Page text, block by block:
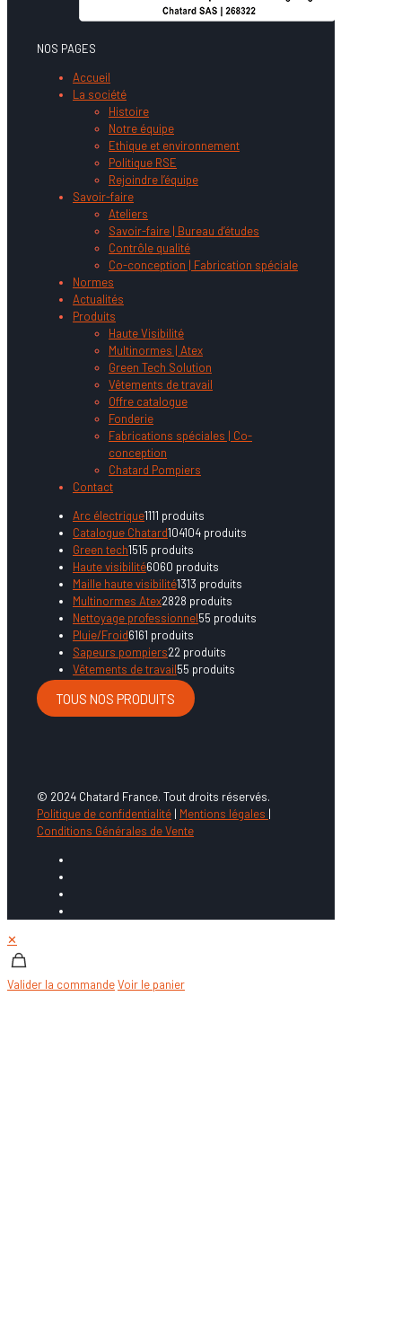
NOS PAGES
Accueil
La société
Histoire
Notre équipe
Ethique et environnement
Politique RSE
Rejoindre l’équipe
Savoir-faire
Ateliers
Savoir-faire | Bureau d’études
Contrôle qualité
Co-conception | Fabrication spéciale
Normes
Actualités
Produits
Haute Visibilité
Multinormes | Atex
Green Tech Solution
Vêtements de travail
Offre catalogue
Fonderie
Fabrications spéciales | Co-
conception
Chatard Pompiers
Contact
Arc électrique1111 produits
Catalogue Chatard104104 produits
Green tech1515 produits
Haute visibilité6060 produits
Maille haute visibilité1313 produits
Multinormes Atex2828 produits
Nettoyage professionnel55 produits
Pluie/Froid6161 produits
Sapeurs pompiers22 produits
Vêtements de travail55 produits
TOUS NOS PRODUITS
© 2024 Chatard France. Tout droits réservés.
Politique de confidentialité | Mentions légales |
Conditions Générales de Vente
✕
Valider la commandeVoir le panier